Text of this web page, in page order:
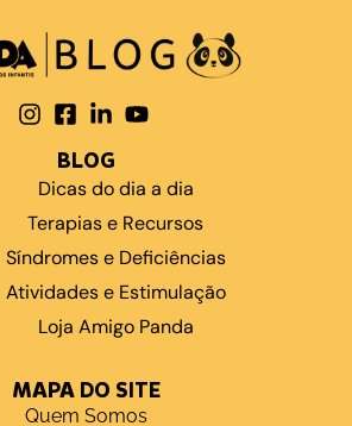
BLOG
Dicas do dia a dia
Terapias e Recursos
Síndromes e Deficiências
Atividades e Estimulação
Loja Amigo Panda
MAPA DO SITE
Quem Somos